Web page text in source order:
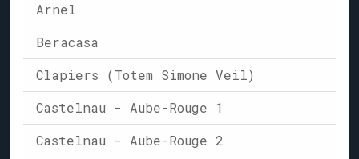
Arnel
Beracasa
Clapiers (Totem Simone Veil)
Castelnau - Aube-Rouge 1
Castelnau - Aube-Rouge 2